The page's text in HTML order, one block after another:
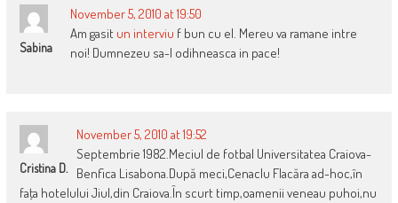
Sabina
November 5, 2010 at 19:50
Am gasit un interviu f bun cu el. Mereu va ramane intre
noi! Dumnezeu sa-l odihneasca in pace!
Cristina D.
November 5, 2010 at 19:52
Septembrie 1982.Meciul de fotbal Universitatea Craiova-
Benfica Lisabona.După meci,Cenaclu Flacăra ad-hoc,în
faţa hotelului Jiul,din Craiova.În scurt timp,oamenii veneau puhoi,nu